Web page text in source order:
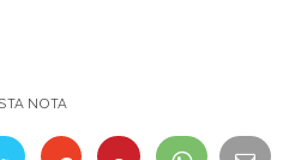
NOTA